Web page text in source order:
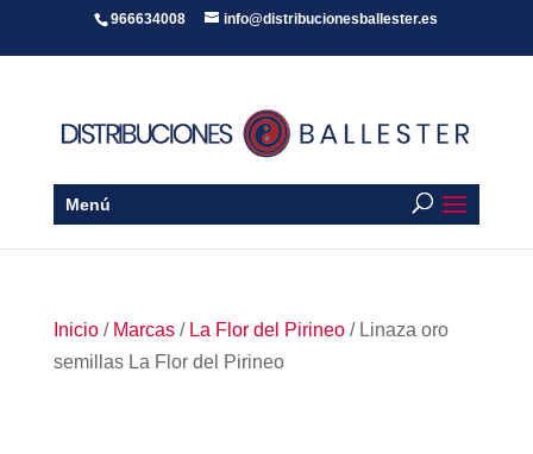
966634008 info@distribucionesballester.es
Menú
Inicio/ Marcas/ La Flor del Pirineo/ Linaza oro
semillas La Flor del Pirineo